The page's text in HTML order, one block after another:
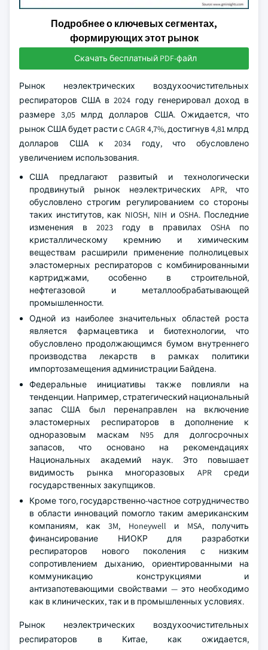
Подробнее о ключевых сегментах,
формирующих этот рынок
Скачать бесплатный PDF-файл
Рынок неэлектрических воздухоочистительных
респираторов США в 2024 году генерировал доход в
размере 3,05 млрд долларов США. Ожидается, что
рынок США будет расти с CAGR 4,7%, достигнув 4,81 млрд
долларов США к 2034 году, что обусловлено
увеличением использования.
США предлагают развитый и технологически
продвинутый рынок неэлектрических APR, что
обусловлено строгим регулированием со стороны
таких институтов, как NIOSH, NIH и OSHA. Последние
изменения в 2023 году в правилах OSHA по
кристаллическому кремнию и химическим
веществам расширили применение полнолицевых
эластомерных респираторов с комбинированными
картриджами, особенно в строительной,
нефтегазовой и металлообрабатывающей
промышленности.
Одной из наиболее значительных областей роста
является фармацевтика и биотехнологии, что
обусловлено продолжающимся бумом внутреннего
производства лекарств в рамках политики
импортозамещения администрации Байдена.
Федеральные инициативы также повлияли на
тенденции. Например, стратегический национальный
запас США был перенаправлен на включение
эластомерных респираторов в дополнение к
одноразовым маскам N95 для долгосрочных
запасов, что основано на рекомендациях
Национальных академий наук. Это повышает
видимость рынка многоразовых APR среди
государственных закупщиков.
Кроме того, государственно-частное сотрудничество
в области инноваций помогло таким американским
компаниям, как 3M, Honeywell и MSA, получить
финансирование НИОКР для разработки
респираторов нового поколения с низким
сопротивлением дыханию, ориентированными на
коммуникацию конструкциями и
антизапотевающими свойствами — это необходимо
как в клинических, так и в промышленных условиях.
Рынок неэлектрических воздухоочистительных
респираторов в Китае, как ожидается,